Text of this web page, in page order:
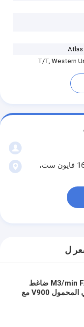
Atlas
T/T, Western
RM18، 27/F، هو كينغ كوم سي تي آر، 2-16 فايون ست،
ل
25.4-22.8 M3/min FAD ضاغط
الهواء الكهربائي المحمول V900 مع